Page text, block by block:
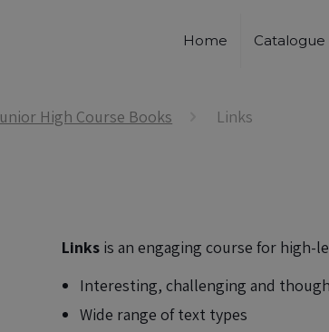
Home Catalogue
High Course Books Links
Linksis an engaging course for high-
Interesting, challenging and
Wide range of text types